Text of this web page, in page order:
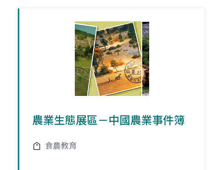
農業生態展區－中國農業事件簿
食農教育